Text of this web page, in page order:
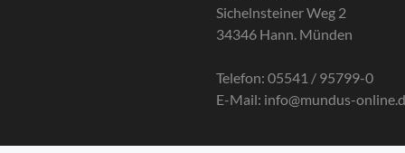
Sichelnsteiner Weg 2
34346 Hann. Münden
Telefon: 05541 / 95799-0
E-Mail: info@mundus-